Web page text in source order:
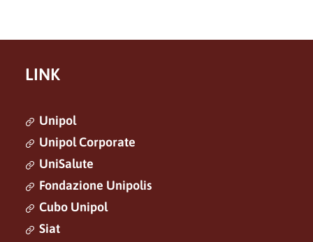
LINK
Unipol
Unipol Corporate
UniSalute
Fondazione Unipolis
Cubo Unipol
Siat